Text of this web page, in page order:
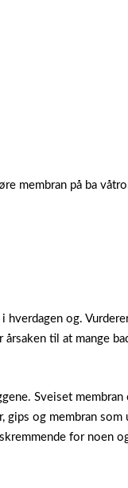
membran på ba
hverdagen og.
årsaken til at mange
Sveiset
gips og membran
for noen